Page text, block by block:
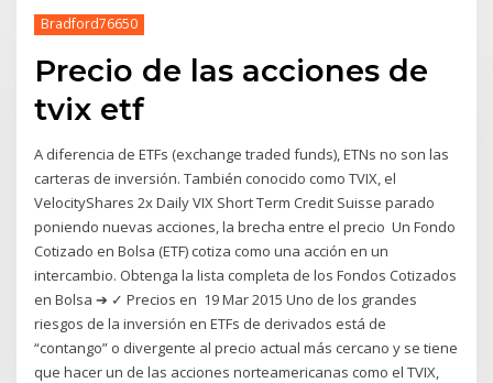
Bradford76650
Precio de las acciones de
tvix etf
A diferencia de ETFs (exchange traded funds), ETNs no son las
carteras de inversión. También conocido como TVIX, el
VelocityShares 2x Daily VIX Short Term Credit Suisse parado
poniendo nuevas acciones, la brecha entre el precio Un Fondo
Cotizado en Bolsa (ETF) cotiza como una acción en un
intercambio. Obtenga la lista completa de los Fondos Cotizados
en Bolsa ➔ ✓ Precios en 19 Mar 2015 Uno de los grandes
riesgos de la inversión en ETFs de derivados está de
“contango” o divergente al precio actual más cercano y se tiene
que hacer un de las acciones norteamericanas como el TVIX,